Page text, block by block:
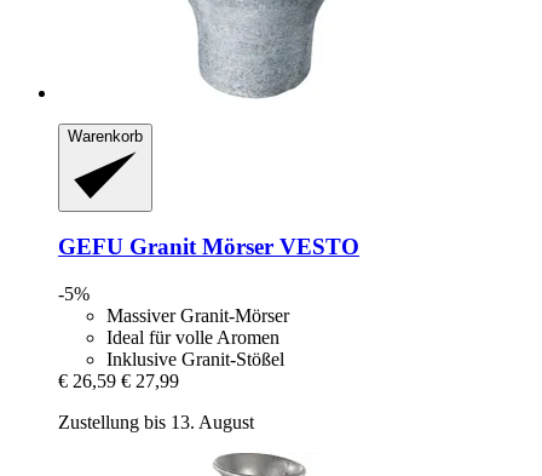
Warenkorb
GEFU Granit Mörser VESTO
-5%
Massiver Granit-Mörser
Ideal für volle Aromen
Inklusive Granit-Stößel
€ 26,59 € 27,99
Zustellung bis 13. August